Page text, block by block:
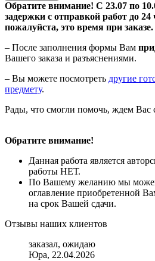
Обратите внимание! С 23.07 по
задержки с отправкой работ до
пожалуйста, это время при заказе.
– После заполнения формы Вам
Вашего заказа и разъяснениями.
– Вы можете посмотреть другие
предмету.
Рады, что смогли помочь, ждем Вас
Обратите внимание!
Данная работа является
работы НЕТ.
По Вашему желанию мы
оглавление приобретенной
на срок Вашей сдачи.
Отзывы наших клиентов
заказал, ожидаю
Юра, 22.04.2026